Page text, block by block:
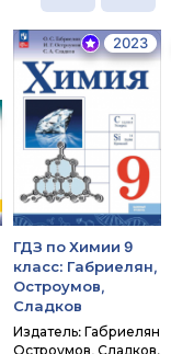
2023
ГДЗ по Химии 9
класс: Габриелян,
Остроумов,
Сладков
Издатель: Габриелян
Остроумов, Сладков.